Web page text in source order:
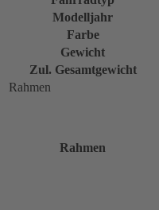
Modelljahr
Farbe
Gewicht
Zul. Gesamtgewicht
Rahmen
Rahmen